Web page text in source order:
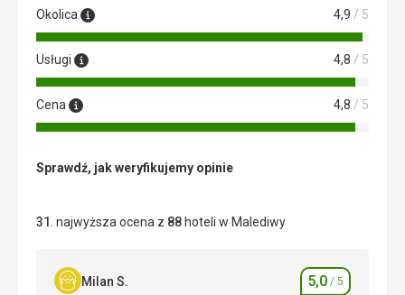
Okolica 4,9 / 5
Usługi 4,8 / 5
Cena 4,8 / 5
Sprawdź, jak weryfikujemy opinie
31 . najwyższa ocena z 88 hoteli w Malediwy
Milan S. Ocena
5,0 / 5